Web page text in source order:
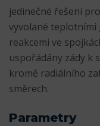
jedinečné řešení
vyvolané
reakcemi ve
uspořádány zády k
kromě radiálního
směrech.
Parametry